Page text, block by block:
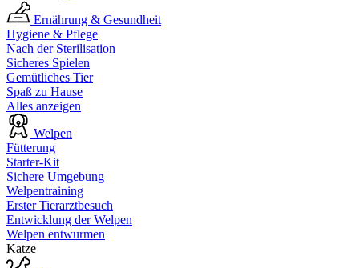
Ernährung & Gesundheit
Hygiene & Pflege
Nach der Sterilisation
Sicheres Spielen
Gemütliches Tier
Spaß zu Hause
Alles anzeigen
Welpen
Fütterung
Starter-Kit
Sichere Umgebung
Welpentraining
Erster Tierarztbesuch
Entwicklung der Welpen
Welpen entwurmen
Katze